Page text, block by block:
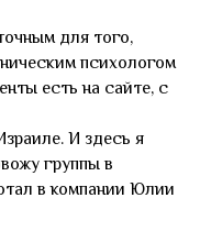
для того,
психологом
есть на сайте, с
И здесь я
группы в
в компании Юлии